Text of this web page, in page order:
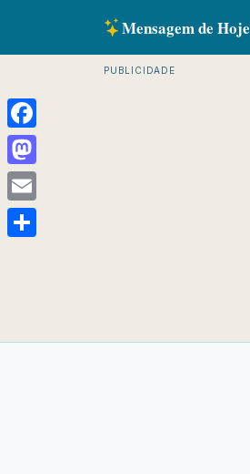
Mensagem de Hoje
PUBLICIDADE
Facebook
Mastodon
Email